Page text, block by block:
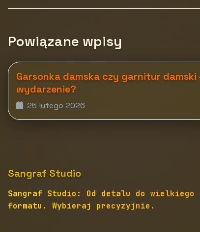
Powiązane wpisy
Garsonka damska czy garnitur
wydarzenie?
25 lutego 2026
Sangraf Studio
Sangraf Studio: Od detalu do wielkiego
formatu. Wybieraj precyzyjnie.